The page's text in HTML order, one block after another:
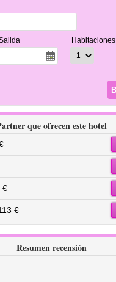
Habitaciones
que ofrecen este hotel
€
€
Resumen recensión